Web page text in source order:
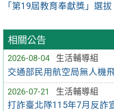
相關公告
2026-08-04
生活輔導組
交通部民用航空局無人機
2026-07-21
生活輔導組
打詐臺北隊115年7月反詐
「第19屆教育奉獻獎」選拔